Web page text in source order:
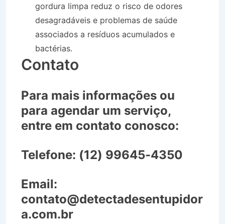
gordura limpa reduz o risco de odores
desagradáveis e problemas de saúde
associados a resíduos acumulados e
bactérias.
Contato
Para mais informações ou
para agendar um serviço,
entre em contato conosco:
Telefone: (12) 99645-4350
Email:
contato@detectadesentupidor
a.com.br